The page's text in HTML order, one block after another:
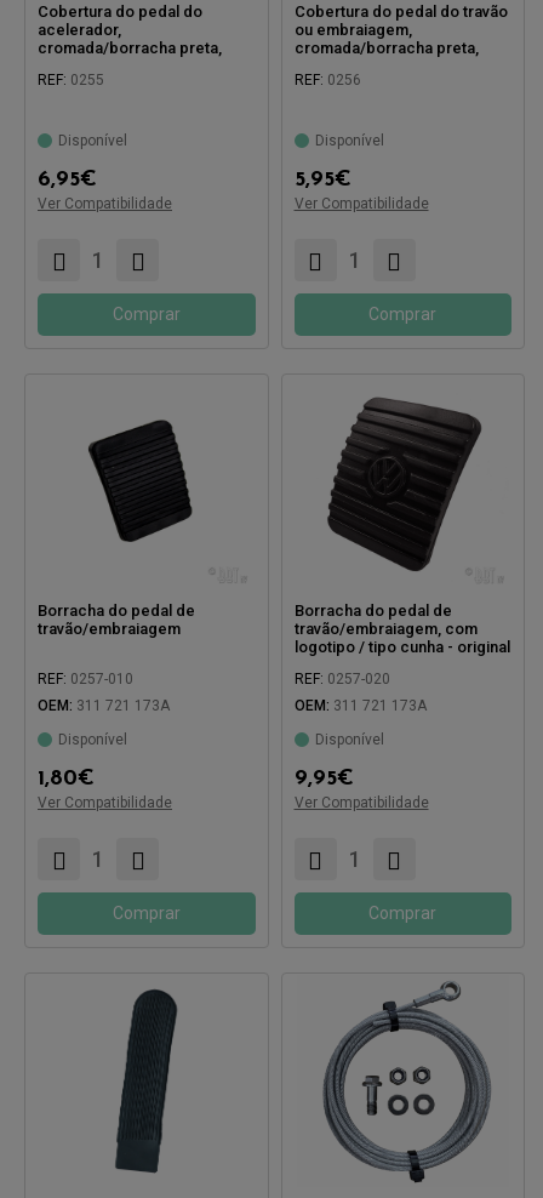
Cobertura do pedal do
acelerador,
cromada/borracha preta,
REF: 0255
Disponível
6,95€
Ver Compatibilidade
Compatível com:
Comprar
Cobertura do pedal do travão
ou embraiagem,
cromada/borracha preta,
REF: 0256
Disponível
5,95€
Ver Compatibilidade
Compatível com:
Comprar
Borracha do pedal de
travão/embraiagem
REF: 0257-010
OEM: 311 721 173A
Disponível
1,80€
Ver Compatibilidade
Compatível com:
Comprar
Borracha do pedal de
travão/embraiagem, com
logotipo / tipo cunha - original
REF: 0257-020
OEM: 311 721 173A
Disponível
9,95€
Ver Compatibilidade
Compatível com:
Comprar